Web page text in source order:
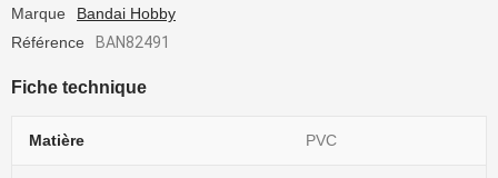
Marque
Bandai Hobby
Référence
BAN82491
Fiche technique
Matière PVC